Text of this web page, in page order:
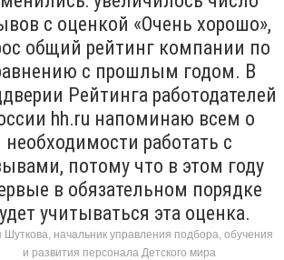
с оценкой «Очень хорошо»,
общий рейтинг компании по
с прошлым годом. В
Рейтинга работодателей
hh.ru напоминаю всем о
необходимости работать с
потому что в этом году
в обязательном порядке
учитываться эта оценка.
начальник управления подбора, обучения
и развития персонала Детского мира